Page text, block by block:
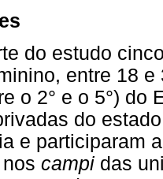
do estudo
entre 18
o 2° e o 5°) do
do
e participaram
campi das